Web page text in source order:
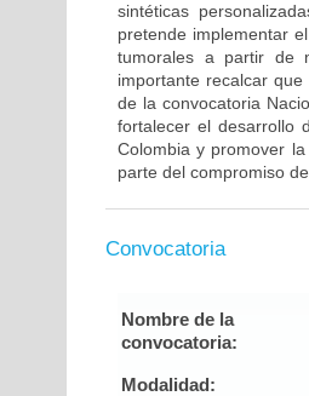
sintéticas
pretende implementar
tumorales a partir de
importante recalcar
de la convocatoria
fortalecer el desarrollo
Colombia y promover
parte del compromiso
Convocatoria
Nombre de la
convocatoria:
Modalidad: